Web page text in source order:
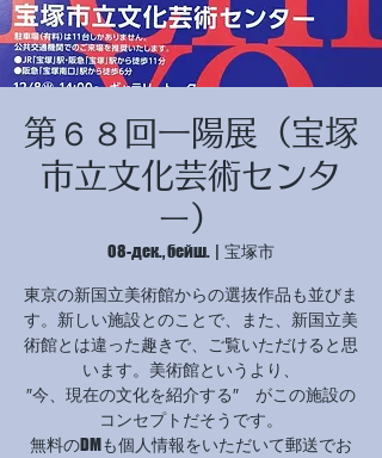
© Copyright
© Copyright
第６８回一陽展（宝塚
市立文化芸術センタ
ー）
08-дек., бейш.
  |
宝塚市
東京の新国立美術館からの選抜作品も並びま
す。新しい施設とのことで、また、新国立美
術館とは違った趣きで、ご覧いただけると思
います。美術館というより、
″今、現在の文化を紹介する″ がこの施設の
コンセプトだそうです。
無料のDMも個人情報をいただいて郵送でお